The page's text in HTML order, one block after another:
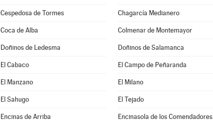
Cespedosa de Tormes Chagarcía Medianero
Coca de Alba Colmenar de Montemayor
Doñinos de Ledesma Doñinos de Salamanca
El Cabaco El Campo de Peñaranda
El Manzano El Milano
El Sahugo El Tejado
Encinas de Arriba Encinasola de los Comendadores